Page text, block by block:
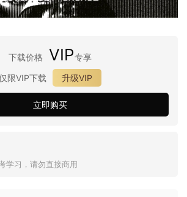
下载价格 VIP专享
限VIP下载
升级VIP
立即购买
学习，请勿直接商用